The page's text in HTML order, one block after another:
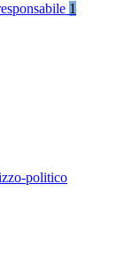
1
politico